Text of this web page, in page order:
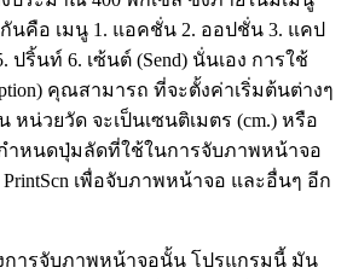
นคือ เมนู 1. แอคชั่น 2. ออปชั่น 3. แคป
ปริ้นท์ 6. เซ้นต์ (Send) นั่นเอง การใช้
คุณสามารถ ที่จะตั้งค่าเริ่มต้นต่างๆ
หน่วยวัด จะเป็นเซนติเมตร (cm.) หรือ
กำหนดปุ่มลัดที่ใช้ในการจับภาพหน้าจอ
เพื่อจับภาพหน้าจอ และอื่นๆ อีก
ารจับภาพหน้าจอนั้น โปรแกรมนี้ มัน